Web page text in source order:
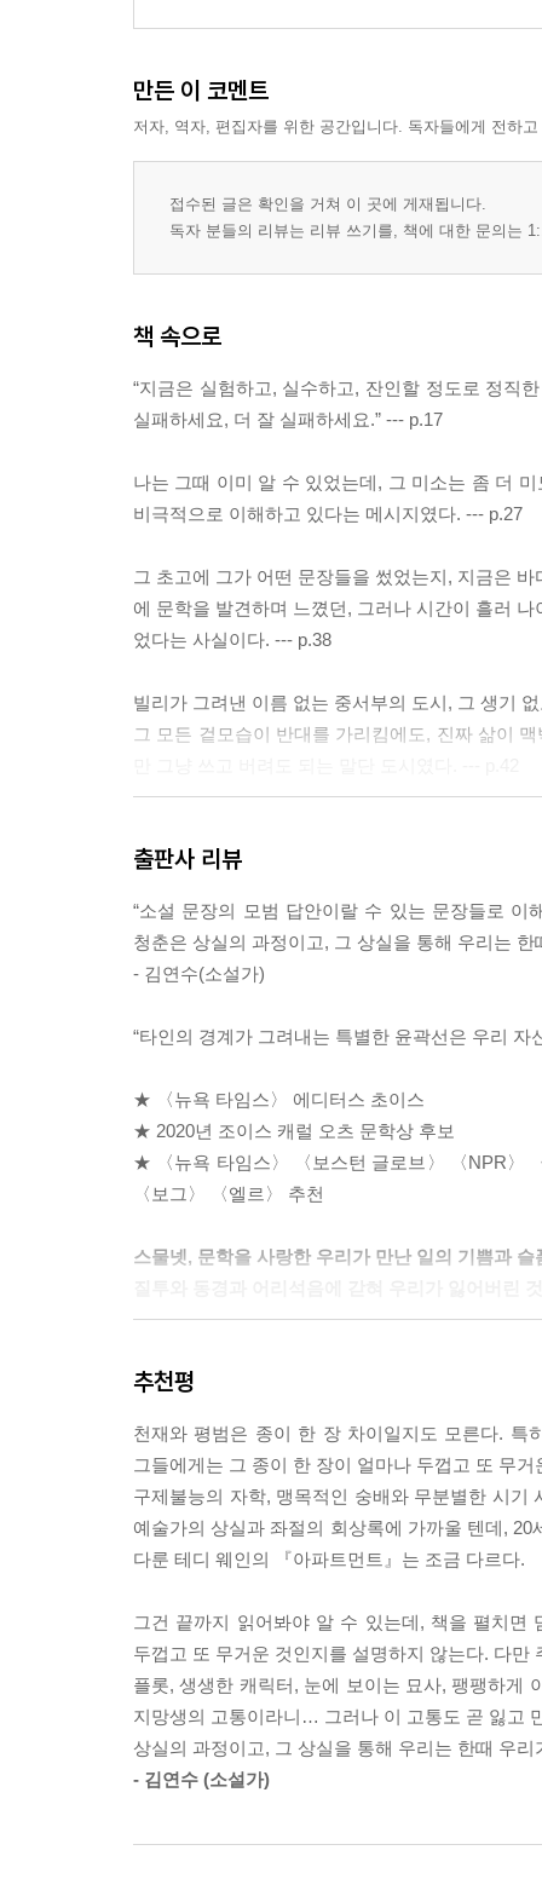
만든 이 코멘트
저자, 역자, 편집자를 위한 공간입니다. 독자들에게 전하
접수된 글은 확인을 거쳐 이 곳에 게재됩니다.
독자 분들의 리뷰는 리뷰 쓰기를, 책에 대한 문의는
책 속으로
“지금은 실험하고, 실수하고, 잔인할 정도로 정직
실패하세요, 더 잘 실패하세요.” --- p.17
나는 그때 이미 알 수 있었는데, 그 미소는 좀 더
비극적으로 이해하고 있다는 메시지였다. --- p.27
그 초고에 그가 어떤 문장들을 썼었는지, 지금은
에 문학을 발견하며 느꼈던, 그러나 시간이 흘러
었다는 사실이다. --- p.38
빌리가 그려낸 이름 없는 중서부의 도시, 그 생기
그 모든 겉모습이 반대를 가리킴에도, 진짜 삶이
음에도 그들이 받아주기를 바라는 것이라고, 또
“우리 두 사람만의 작은 클럽 탄생.” --- p.122
럼, 내 도움 없이도 또 다른 일이 동시에 이루어지
그가 나보다 얼마나 뛰어난지 인정하면서도 나는
주기로 선택한 사람이 나라는 사실에 우쭐함을 느
나는 언제나 내 과거가 아닌 과거에, 다른 사람들
는 듯 가장 강렬하고 고통스러운 그리움을 느꼈다.
성숙하지 못한 성인이 도시에서 도시로 움직일 때
로부터 차단된 채 지리상의 지점들 사이를 떠도는
타인의 경계가 그려내는 특별한 윤곽선은 우리 자
사람의 마음이라는 저수지가 끝없이 다시 채워 넣
사람이 되리라는 예감이 들었다.
--- p.287
출판사 리뷰
“소설 문장의 모범 답안이랄 수 있는 문장들로
청춘은 상실의 과정이고, 그 상실을 통해 우리는
- 김연수(소설가)
“타인의 경계가 그려내는 특별한 윤곽선은 우리
★ 〈뉴욕 타임스〉 에디터스 초이스
★ 2020년 조이스 캐럴 오츠 문학상 후보
★ 〈뉴욕 타임스〉 〈보스턴 글로브〉 〈NPR〉
〈보그〉 〈엘르〉 추천
스물넷, 문학을 사랑한 우리가 만난 일의 기쁨과 슬
풍족하지만 자신감의 부재로 인해 사람들을 멀리
기쁨만은 아니었다. ‘나’는 빌리의 문학적 재능과
하고 있을지언정 맨해튼의 제법 넓은 아파트에
모든 혜택과 특권들을 몹시 불편해하는 인물이다
자신을 충분히 좋아하지 못한다. 예비 작가로서도
일하면서 간신히 생계를 유지하고 있는 빌리의 놀
합평 수업에서 “태어난 환경은 사실 우리가 어쩔
이해하는 사람은 아무도 없을 거라는 거겠지”
매혹된다. 평생 주변부에서 맴돌며, 자신이 ‘근본
그가 누구에게서도 느껴본 적 없는 우정으로 발전
추천평
천재와 평범은 종이 한 장 차이일지도 모른다. 특
그들에게는 그 종이 한 장이 얼마나 두껍고 또 무
구제불능의 자학, 맹목적인 숭배와 무분별한 시
예술가의 상실과 좌절의 회상록에 가까울 텐데,
다룬 테디 웨인의 『아파트먼트』는 조금 다르다.
그건 끝까지 읽어봐야 알 수 있는데, 책을 펼치
두껍고 또 무거운 것인지를 설명하지 않는다. 다
플롯, 생생한 캐릭터, 눈에 보이는 묘사, 팽팽하게
지망생의 고통이라니… 그러나 이 고통도 곧 잃고
상실의 과정이고, 그 상실을 통해 우리는 한때 우
- 김연수 (소설가)